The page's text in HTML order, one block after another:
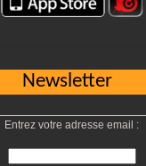
Newsletter
Entrez votre adresse email :